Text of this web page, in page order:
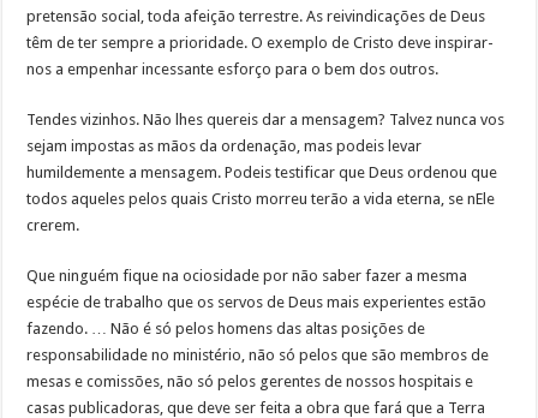
pretensão social, toda afeição terrestre. As reivindicações de Deus
têm de ter sempre a prioridade. O exemplo de Cristo deve inspirar-
nos a empenhar incessante esforço para o bem dos outros.
Tendes vizinhos. Não lhes quereis dar a mensagem? Talvez nunca vos
sejam impostas as mãos da ordenação, mas podeis levar
humildemente a mensagem. Podeis testificar que Deus ordenou que
todos aqueles pelos quais Cristo morreu terão a vida eterna, se nEle
crerem.
Que ninguém fique na ociosidade por não saber fazer a mesma
espécie de trabalho que os servos de Deus mais experientes estão
fazendo. … Não é só pelos homens das altas posições de
responsabilidade no ministério, não só pelos que são membros de
mesas e comissões, não só pelos gerentes de nossos hospitais e
casas publicadoras, que deve ser feita a obra que fará que a Terra